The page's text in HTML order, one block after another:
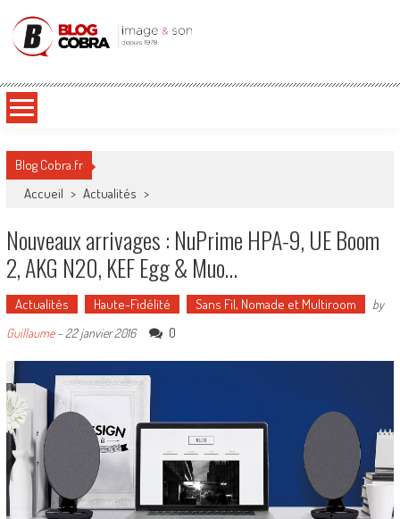
Blog Cobra
Blog Cobra.fr
Accueil > Actualités >
Nouveaux arrivages : NuPrime HPA-9, UE Boom
2, AKG N20, KEF Egg & Muo…
Actualités Haute-Fidélité Sans Fil, Nomade et Multiroom
by
Guillaume- 22 janvier 2016 0